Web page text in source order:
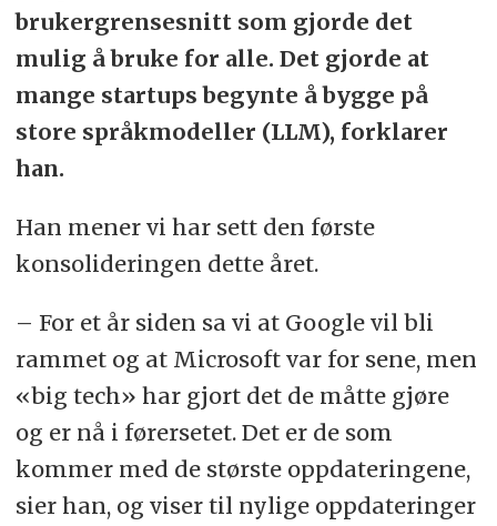
brukergrensesnitt som gjorde det
mulig å bruke for alle. Det gjorde at
mange startups begynte å bygge på
store språkmodeller (LLM), forklarer
han.
Han mener vi har sett den første
konsolideringen dette året.
– For et år siden sa vi at Google vil bli
rammet og at Microsoft var for sene, men
«big tech» har gjort det de måtte gjøre
og er nå i førersetet. Det er de som
kommer med de største oppdateringene,
sier han, og viser til nylige oppdateringer